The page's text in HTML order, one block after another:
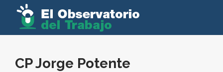
CP Jorge Potente